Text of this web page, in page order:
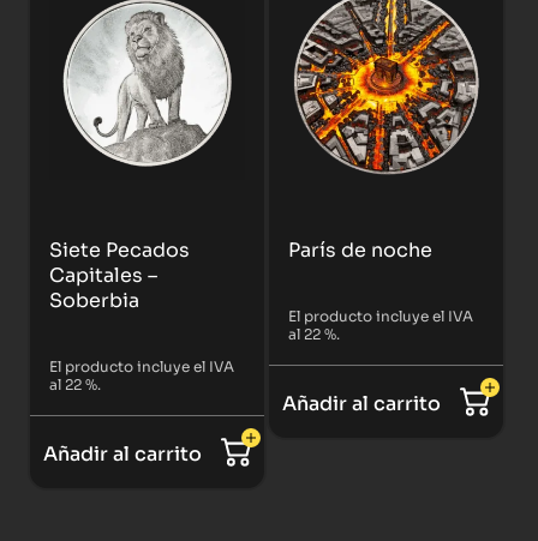
Siete Pecados
Capitales –
Soberbia
El producto incluye el IVA
al 22 %.
Añadir al carrito
París de noche
El producto incluye el IVA
al 22 %.
Añadir al carrito